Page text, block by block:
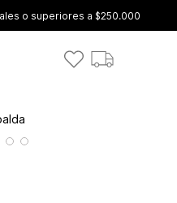
o superiores a $250.000